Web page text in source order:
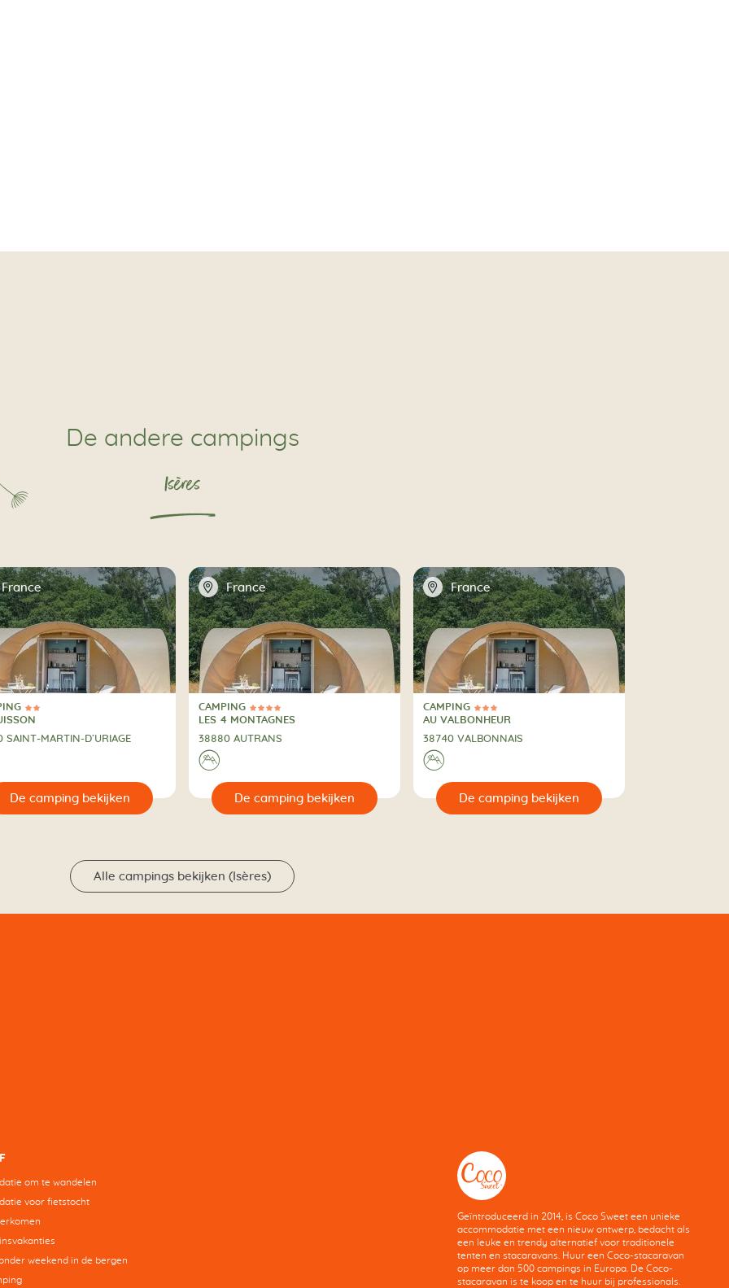
De andere campings
Isères
France
SAINT-MARTIN-D’URIAGE
📍 France
4 Sterren
CAMPING
CAMPING
LES 4 MONTAGNES
38880 AUTRANS
⛰
De camping bekijken 🔍
📍 France
3 Sterren
CAMPING
CAMPING
AU VALBONHEUR
38740 VALBONNAIS
⛰
De camping bekijken 🔍
Alle campings bekijken (Isères)
om te wandelen
voor fietstocht
weekend in de bergen
Geïntroduceerd in 2014, is Coco Sweet een unieke
accommodatie met een nieuw ontwerp, bedacht als
een leuke en trendy alternatief voor traditionele
tenten en stacaravans. Huur een Coco-stacaravan
op meer dan 500 campings in Europa. De Coco-
stacaravan is te koop en te huur bij professionals.